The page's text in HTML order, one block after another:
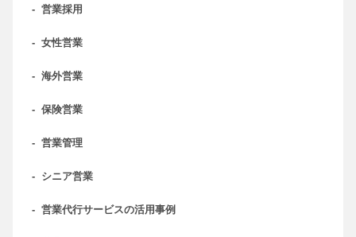
- 営業採用
- 女性営業
- 海外営業
- 保険営業
- 営業管理
- シニア営業
- 営業代行サービスの活用事例